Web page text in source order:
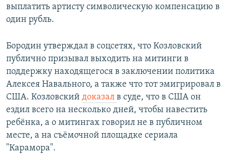
выплатить артисту символическую компенсацию в
один рубль.
Бородин утверждал в соцсетях, что Козловский
публично призывал выходить на митинги в
поддержку находящегося в заключении политика
Алексея Навального, а также что тот эмигрировал в
США. Козловский доказал в суде, что в США он
ездил всего на несколько дней, чтобы навестить
ребёнка, а о митингах говорил не в публичном
месте, а на съёмочной площадке сериала
"Карамора".